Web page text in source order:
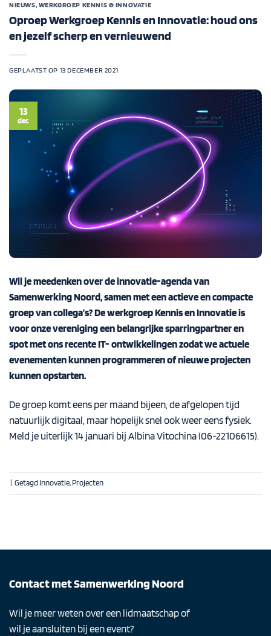
NIEUWS, WERKGROEP KENNIS & INNOVATIE
Oproep Werkgroep Kennis en Innovatie: houd ons
en jezelf scherp en vernieuwend
GEPLAATST OP 13 DECEMBER 2021
13
dec
Wil je meedenken over de innovatie-agenda van
Samenwerking Noord, samen met een actieve en compacte
groep van collega’s? De werkgroep Kennis en Innovatie is
voor onze vereniging een belangrijke sparringpartner en
spot met ons recente IT- ontwikkelingen zodat we actuele
evenementen kunnen programmeren of nieuwe projecten
kunnen opstarten.
De groep komt eens per maand bijeen, de afgelopen tijd
natuurlijk digitaal, maar hopelijk snel ook weer eens fysiek.
Meld je uiterlijk 14 januari bij Albina Vitochina(06-22106615).
| GetagdInnovatie,Projecten
Contact met Samenwerking Noord
Wil je meer weten over een lidmaatschap of
wil je aansluiten bij een event?